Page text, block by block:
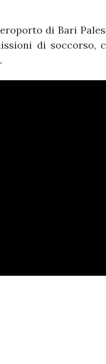
di Bari
di soccorso,